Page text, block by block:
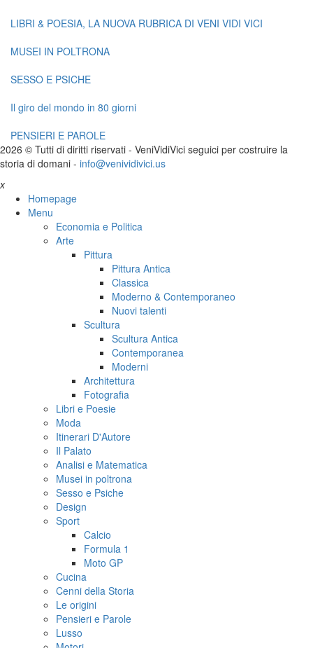
LIBRI & POESIA, LA NUOVA RUBRICA DI VENI VIDI VICI
MUSEI IN POLTRONA
SESSO E PSICHE
Il giro del mondo in 80 giorni
PENSIERI E PAROLE
2026 © Tutti di diritti riservati - VeniVidiVici seguici per costruire la
storia di domani - info@venividivici.us
x
Homepage
Menu
Economia e Politica
Arte
Pittura
Pittura Antica
Classica
Moderno & Contemporaneo
Nuovi talenti
Scultura
Scultura Antica
Contemporanea
Moderni
Architettura
Fotografia
Libri e Poesie
Moda
Itinerari D'Autore
Il Palato
Analisi e Matematica
Musei in poltrona
Sesso e Psiche
Design
Sport
Calcio
Formula 1
Moto GP
Cucina
Cenni della Storia
Le origini
Pensieri e Parole
Lusso